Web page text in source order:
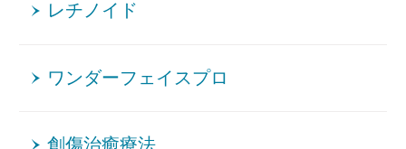
レチノイド
ワンダーフェイスプロ
創傷治癒療法